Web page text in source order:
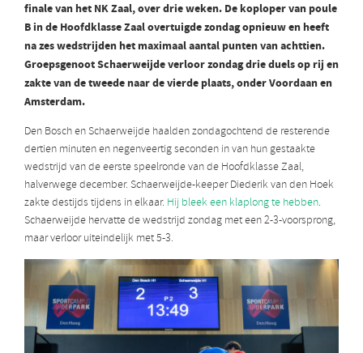
finale van het NK Zaal, over drie weken. De koploper van poule
B in de Hoofdklasse Zaal overtuigde zondag opnieuw en heeft
na zes wedstrijden het maximaal aantal punten van achttien.
Groepsgenoot Schaerweijde verloor zondag drie duels op rij en
zakte van de tweede naar de vierde plaats, onder Voordaan en
Amsterdam.
Den Bosch en Schaerweijde haalden zondagochtend de resterende
dertien minuten en negenveertig seconden in van hun gestaakte
wedstrijd van de eerste speelronde van de Hoofdklasse Zaal,
halverwege december. Schaerweijde-keeper Diederik van den Hoek
zakte destijds tijdens in elkaar. Hij bleek een klaplong te hebben.
Schaerweijde hervatte de wedstrijd zondag met een 2-3-voorsprong,
maar verloor uiteindelijk met 5-3.